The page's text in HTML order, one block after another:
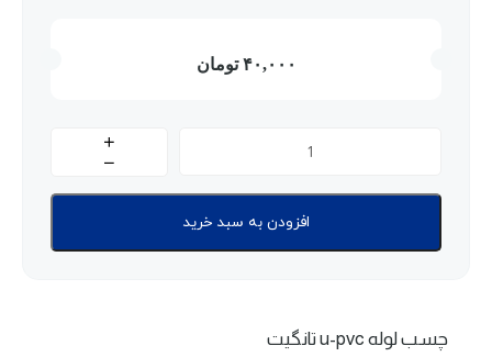
۴۰,۰۰۰ تومان
افزودن به سبد خرید
چسب لوله u-pvc تانگیت